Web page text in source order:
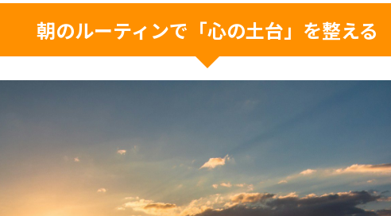
朝のルーティンで「心の土台」を整える